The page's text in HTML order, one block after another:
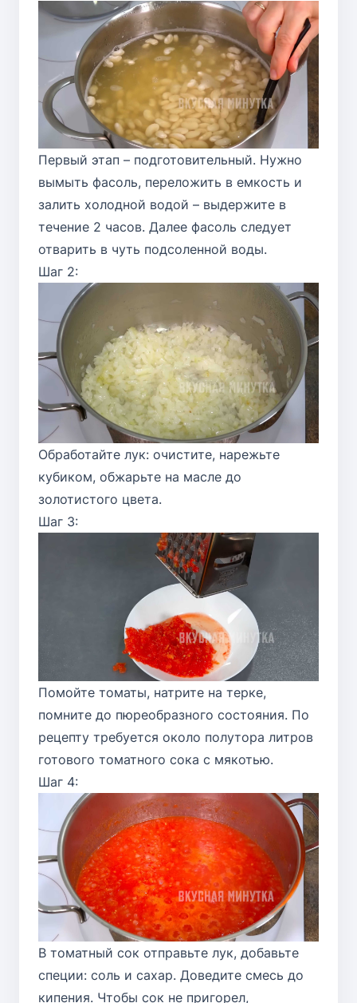
Первый этап – подготовительный. Нужно
вымыть фасоль, переложить в емкость и
залить холодной водой – выдержите в
течение 2 часов. Далее фасоль следует
отварить в чуть подсоленной воды.
Шаг 2:
Обработайте лук: очистите, нарежьте
кубиком, обжарьте на масле до
золотистого цвета.
Шаг 3:
Помойте томаты, натрите на терке,
помните до пюреобразного состояния. По
рецепту требуется около полутора литров
готового томатного сока с мякотью.
Шаг 4:
В томатный сок отправьте лук, добавьте
специи: соль и сахар. Доведите смесь до
кипения. Чтобы сок не пригорел,